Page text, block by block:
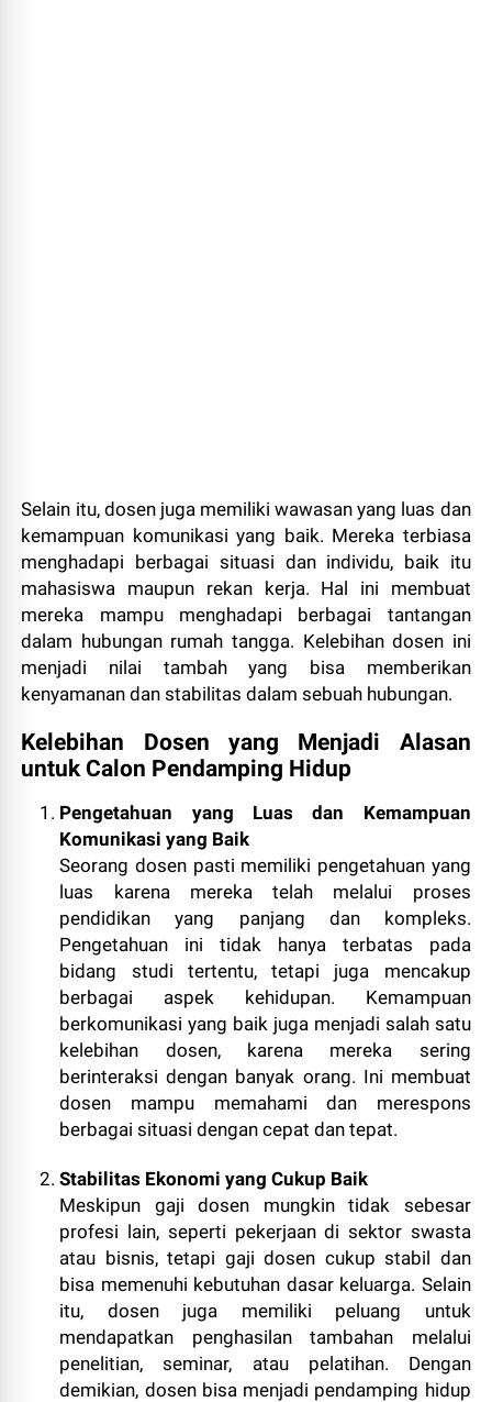
Selain itu, dosen juga memiliki wawasan yang luas dan
kemampuan komunikasi yang baik. Mereka terbiasa
menghadapi berbagai situasi dan individu, baik itu
mahasiswa maupun rekan kerja. Hal ini membuat
mereka mampu menghadapi berbagai tantangan
dalam hubungan rumah tangga. Kelebihan dosen ini
menjadi nilai tambah yang bisa memberikan
kenyamanan dan stabilitas dalam sebuah hubungan.
Kelebihan Dosen yang Menjadi Alasan
untuk Calon Pendamping Hidup
Pengetahuan yang Luas dan Kemampuan
Komunikasi yang Baik
Seorang dosen pasti memiliki pengetahuan yang
luas karena mereka telah melalui proses
pendidikan yang panjang dan kompleks.
Pengetahuan ini tidak hanya terbatas pada
bidang studi tertentu, tetapi juga mencakup
berbagai aspek kehidupan. Kemampuan
berkomunikasi yang baik juga menjadi salah satu
kelebihan dosen, karena mereka sering
berinteraksi dengan banyak orang. Ini membuat
dosen mampu memahami dan merespons
berbagai situasi dengan cepat dan tepat.
Stabilitas Ekonomi yang Cukup Baik
Meskipun gaji dosen mungkin tidak sebesar
profesi lain, seperti pekerjaan di sektor swasta
atau bisnis, tetapi gaji dosen cukup stabil dan
bisa memenuhi kebutuhan dasar keluarga. Selain
itu, dosen juga memiliki peluang untuk
mendapatkan penghasilan tambahan melalui
penelitian, seminar, atau pelatihan. Dengan
demikian, dosen bisa menjadi pendamping hidup